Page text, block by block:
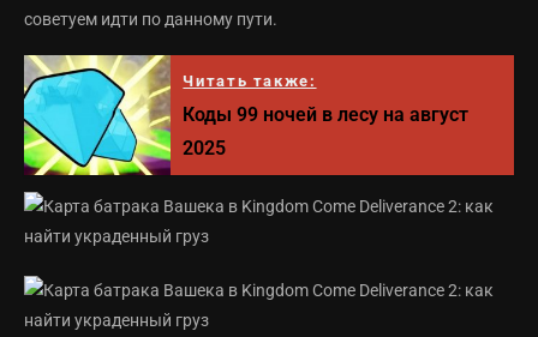
советуем идти по данному пути.
Читать также:
Коды 99 ночей в лесу на август
2025